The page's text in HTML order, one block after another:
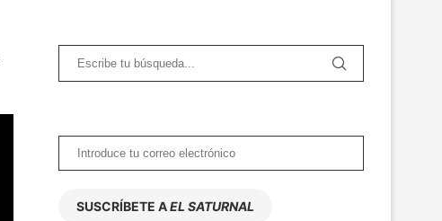
SUSCRÍBETE AEL SATURNAL